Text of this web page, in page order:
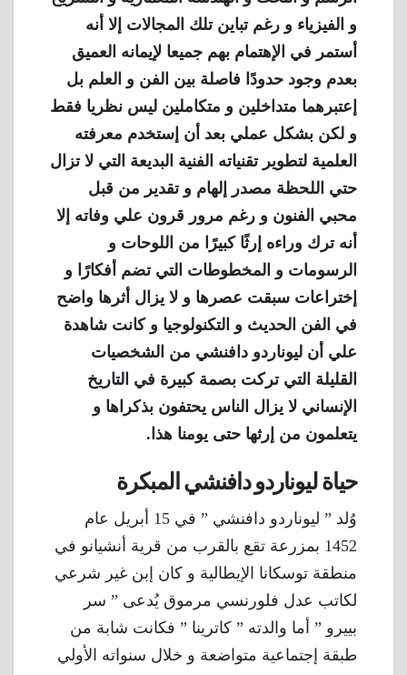
و الفيزياء و رغم تباين تلك المجالات إلا أنه
أستمر في الإهتمام بهم جميعا لإيمانه العميق
بعدم وجود حدودًا فاصلة بين الفن و العلم بل
إعتبرهما متداخلين و متكاملين ليس نظريا فقط
و لكن بشكل عملي بعد أن إستخدم معرفته
العلمية لتطوير تقنياته الفنية البديعة التي لا تزال
حتي اللحظة مصدر إلهام و تقدير من قبل
محبي الفنون و رغم مرور قرون علي وفاته إلا
أنه ترك وراءه إرثًا كبيرًا من اللوحات و
الرسومات و المخطوطات التي تضم أفكارًا و
إختراعات سبقت عصرها و لا يزال أثرها واضح
في الفن الحديث و التكنولوجيا و كانت شاهدة
علي أن ليوناردو دافنشي من الشخصيات
القليلة التي تركت بصمة كبيرة في التاريخ
الإنساني لا يزال الناس يحتفون بذكراها و
يتعلمون من إرثها حتى يومنا هذا.
حياة ليوناردو دافنشي المبكرة
وُلد ” ليوناردو دافنشي ” في 15 أبريل عام
1452 بمزرعة تقع بالقرب من قرية أنشيانو في
منطقة توسكانا الإيطالية و كان إبن غير شرعي
لكاتب عدل فلورنسي مرموق يُدعى ” سر
بييرو ” أما والدته ” كاترينا ” فكانت شابة من
طبقة إجتماعية متواضعة و خلال سنواته الأولي